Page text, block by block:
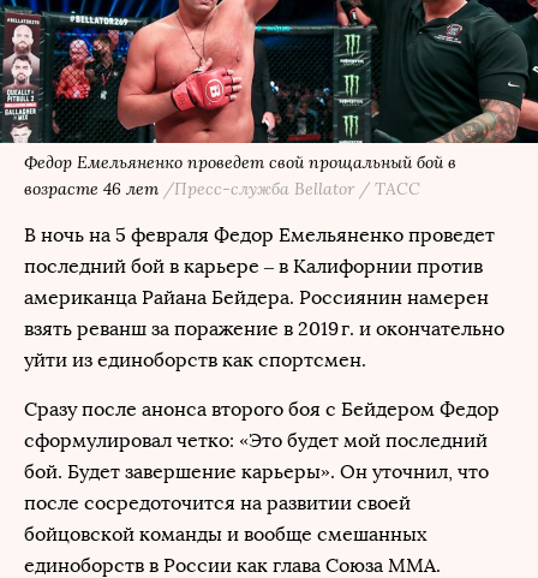
Федор Емельяненко проведет свой прощальный бой в
возрасте 46 лет /Пресс-служба Bellator / ТАСС
В ночь на 5 февраля Федор Емельяненко проведет
последний бой в карьере – в Калифорнии против
американца Райана Бейдера. Россиянин намерен
взять реванш за поражение в 2019 г. и окончательно
уйти из единоборств как спортсмен.
Сразу после анонса второго боя с Бейдером Федор
сформулировал четко: «Это будет мой последний
бой. Будет завершение карьеры». Он уточнил, что
после сосредоточится на развитии своей
бойцовской команды и вообще смешанных
единоборств в России как глава Союза ММА.